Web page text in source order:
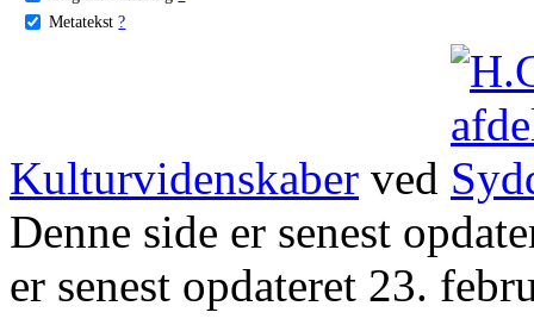
Metatekst ?
Kulturvidenskaber ved
Denne side er senest
er senest opdateret 23.